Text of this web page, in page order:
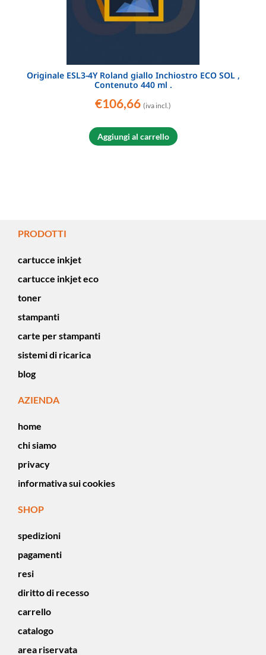
Originale ESL3-4Y Roland giallo Inchiostro ECO SOL ,
Contenuto 440 ml .
€106,66 (iva incl.)
Aggiungi al carrello
PRODOTTI
cartucce inkjet
cartucce inkjet eco
toner
stampanti
carte per stampanti
sistemi di ricarica
blog
AZIENDA
home
chi siamo
privacy
informativa sui cookies
SHOP
spedizioni
pagamenti
resi
diritto di recesso
carrello
catalogo
area riservata